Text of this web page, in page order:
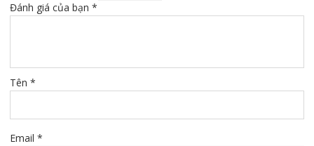
Đánh giá của bạn *
Tên *
Email *